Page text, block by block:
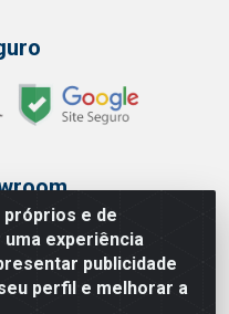
e de
experiência
publicidade
perfil e melhorar a
6400
São Paulo/SP